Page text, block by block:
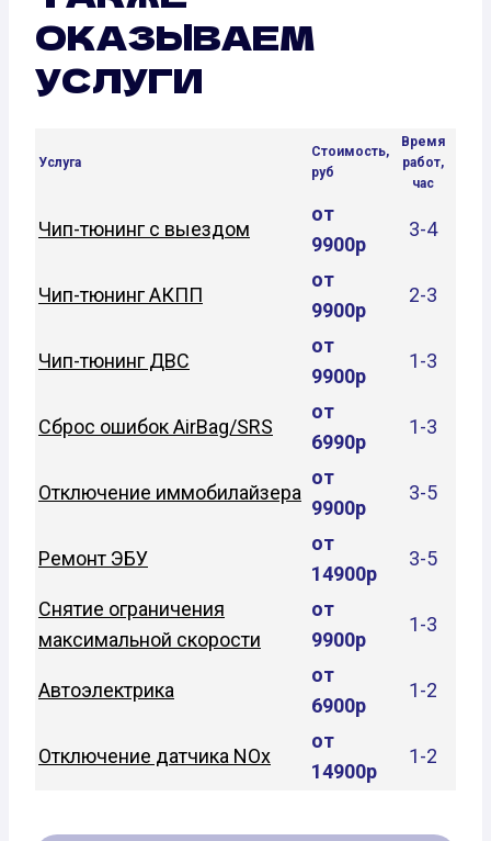
ОКАЗЫВАЕМ
УСЛУГИ
Услуга
Стоимость,
руб
Время
работ,
час
Чип-тюнинг с выездом
от
9900р
3-4
Чип-тюнинг АКПП
от
9900р
2-3
Чип-тюнинг ДВС
от
9900р
1-3
Сброс ошибок AirBag/SRS
от
6990р
1-3
Отключение иммобилайзера
от
9900р
3-5
Ремонт ЭБУ
от
14900р
3-5
Снятие ограничения
максимальной скорости
от
9900р
1-3
Автоэлектрика
от
6900р
1-2
Отключение датчика NOx
от
14900р
1-2